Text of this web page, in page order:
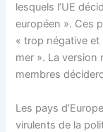
lesquels l’UE
européen ». Ces
« trop négative
mer ». La version
membres
Les pays
virulents de la